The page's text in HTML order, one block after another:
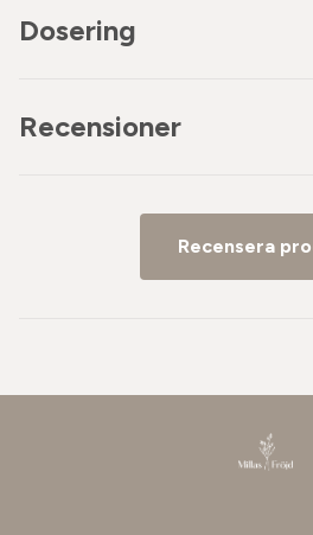
Dosering
Recensioner
Recensera